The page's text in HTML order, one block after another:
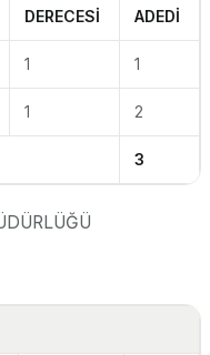
DERECESİ ADEDİ
1 1
1 2
3